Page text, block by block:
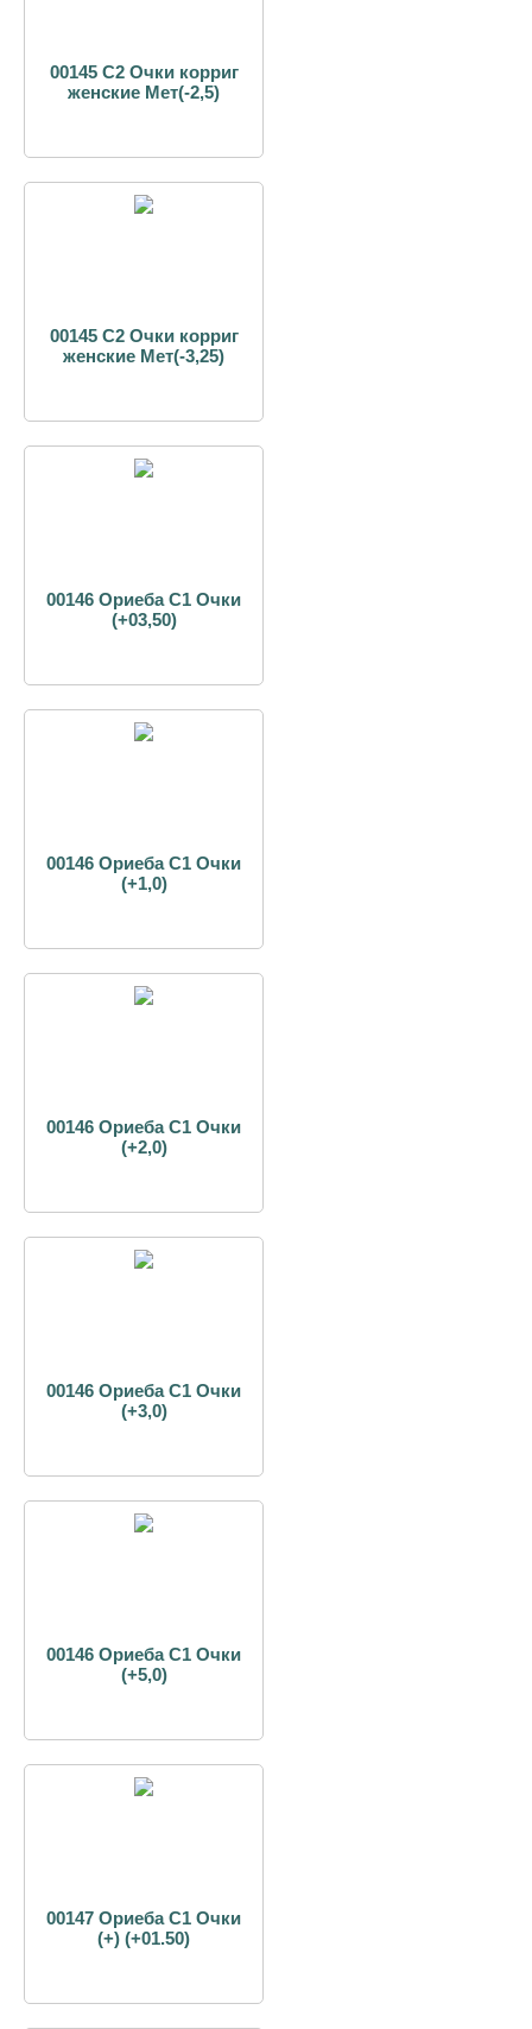
00145 С2 Очки корриг
женские Мет(-2,5)
00145 С2 Очки корриг
женские Мет(-3,25)
00146 Ориеба С1 Очки
(+03,50)
00146 Ориеба С1 Очки
(+1,0)
00146 Ориеба С1 Очки
(+2,0)
00146 Ориеба С1 Очки
(+3,0)
00146 Ориеба С1 Очки
(+5,0)
00147 Ориеба С1 Очки
(+) (+01.50)